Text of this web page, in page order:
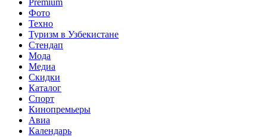
Premium
Фото
Техно
Туризм в Узбекистане
Стендап
Мода
Медиа
Скидки
Каталог
Спорт
Кинопремьеры
Авиа
Календарь